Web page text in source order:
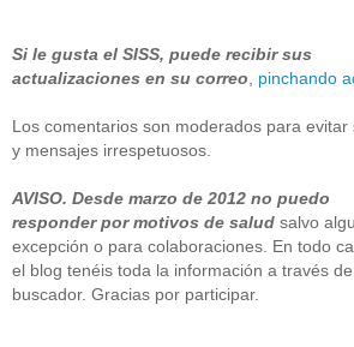
Si le gusta el SISS, puede recibir sus
actualizaciones en su correo
pinchando
Los comentarios son moderados para evitar
y mensajes irrespetuosos.
AVISO. Desde marzo de 2012 no puedo
responder por motivos de salud salvo
excepción o para colaboraciones. En todo
el blog tenéis toda la información a través
buscador. Gracias por participar.